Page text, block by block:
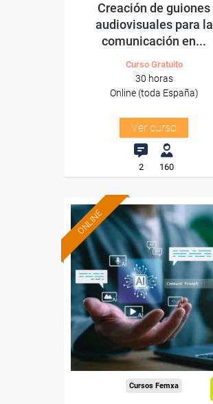
Creación de guiones
audiovisuales para la
comunicación en...
Curso Gratuito
30 horas
Online (toda España)
Ver curso
2 160
ONLINE
Formación 100%
subvencionada.
Para desempleados,
trabajadores y autónomos.
Sector
-Servicios a las Empresas.
Cursos Femxa